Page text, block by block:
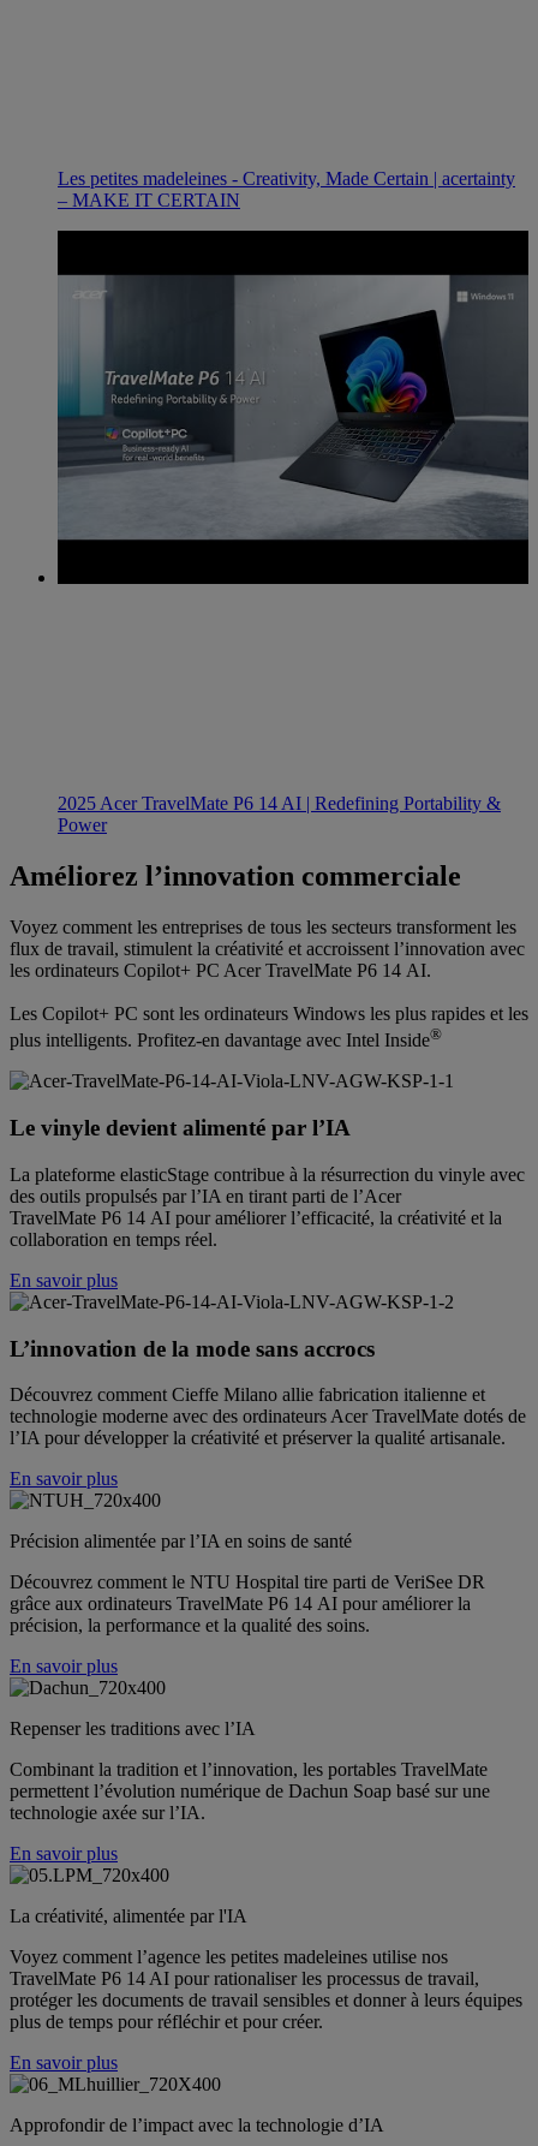
Les petites madeleines - Creativity, Made Certain | acertainty
– MAKE IT CERTAIN
2025 Acer TravelMate P6 14 AI | Redefining Portability &
Power
Améliorez l’innovation commerciale
Voyez comment les entreprises de tous les secteurs transforment les
flux de travail, stimulent la créativité et accroissent l’innovation avec
les ordinateurs Copilot+ PC Acer TravelMate P6 14 AI.
Les Copilot+ PC sont les ordinateurs Windows les plus rapides et les
plus intelligents. Profitez-en davantage avec Intel Inside®
Le vinyle devient alimenté par l’IA
La plateforme elasticStage contribue à la résurrection du vinyle avec
des outils propulsés par l’IA en tirant parti de l’Acer
TravelMate P6 14 AI pour améliorer l’efficacité, la créativité et la
collaboration en temps réel.
En savoir plus
L’innovation de la mode sans accrocs
Découvrez comment Cieffe Milano allie fabrication italienne et
technologie moderne avec des ordinateurs Acer TravelMate dotés de
l’IA pour développer la créativité et préserver la qualité artisanale.
En savoir plus
Précision alimentée par l’IA en soins de santé
Découvrez comment le NTU Hospital tire parti de VeriSee DR
grâce aux ordinateurs TravelMate P6 14 AI pour améliorer la
précision, la performance et la qualité des soins.
En savoir plus
Repenser les traditions avec l’IA
Combinant la tradition et l’innovation, les portables TravelMate
permettent l’évolution numérique de Dachun Soap basé sur une
technologie axée sur l’IA.
En savoir plus
La créativité, alimentée par l'IA
Voyez comment l’agence les petites madeleines utilise nos
TravelMate P6 14 AI pour rationaliser les processus de travail,
protéger les documents de travail sensibles et donner à leurs équipes
plus de temps pour réfléchir et pour créer.
En savoir plus
Approfondir de l’impact avec la technologie d’IA